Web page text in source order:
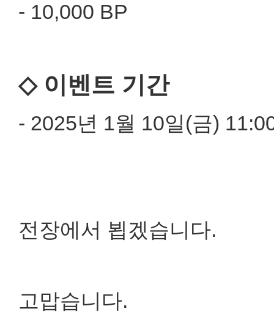
- 10,000 BP
◇ 이벤트 기간
- 2025년 1월 10일(금)
전장에서 뵙겠습니다.
고맙습니다.